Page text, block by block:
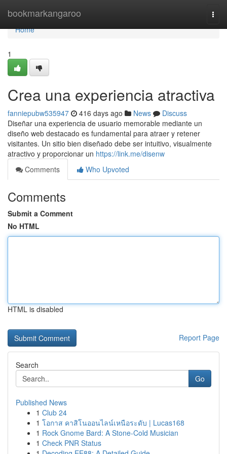
bookmarkangaroo
Home
Home
1
Crea una experiencia atractiva
fanniepubw535947 416 days ago News
Discuss
Diseñar una experiencia de usuario memorable mediante un
diseño web destacado es fundamental para atraer y retener
visitantes. Un sitio bien diseñado debe ser intuitivo, visualmente
atractivo y proporcionar un https://link.me/disenw
Comments
Who Upvoted
Comments
Submit a Comment
No HTML
HTML is disabled
Report Page
Search
Go
Published News
1 Club 24
1 โอกาส คาสิโนออนไลน์เหนือระดับ | Lucas168
1 Rock Gnome Bard: A Stone-Cold Musician
1 Check PNR Status